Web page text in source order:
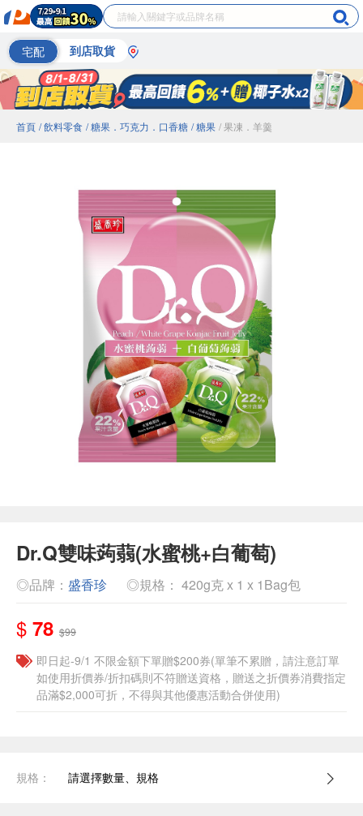
宅配 到店取貨
首頁 / 飲料零食 / 糖果．巧克力．口香糖 / 糖果 / 果凍．羊羹
Dr.Q雙味蒟蒻(水蜜桃+白葡萄)
◎品牌： 盛香珍 ◎規格： 420g克 x 1 x 1Bag包
$ 78 $99
即日起-9/1 不限金額下單贈$200券(單筆不累贈，請注意訂單
如使用折價券/折扣碼則不符贈送資格，贈送之折價券消費指定
品滿$2,000可折，不得與其他優惠活動合併使用)
規格： 請選擇數量、規格